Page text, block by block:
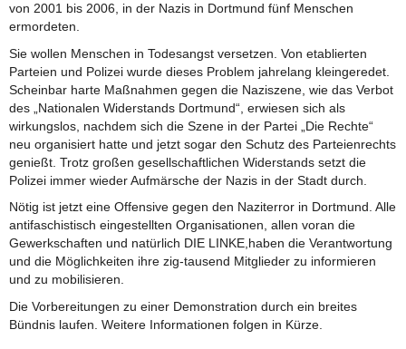
von 2001 bis 2006, in der Nazis in Dortmund fünf Menschen
ermordeten.
Sie wollen Menschen in Todesangst versetzen. Von etablierten
Parteien und Polizei wurde dieses Problem jahrelang kleingeredet.
Scheinbar harte Maßnahmen gegen die Naziszene, wie das Verbot
des „Nationalen Widerstands Dortmund“, erwiesen sich als
wirkungslos, nachdem sich die Szene in der Partei „Die Rechte“
neu organisiert hatte und jetzt sogar den Schutz des Parteienrechts
genießt. Trotz großen gesellschaftlichen Widerstands setzt die
Polizei immer wieder Aufmärsche der Nazis in der Stadt durch.
Nötig ist jetzt eine Offensive gegen den Naziterror in Dortmund. Alle
antifaschistisch eingestellten Organisationen, allen voran die
Gewerkschaften und natürlich DIE LINKE,haben die Verantwortung
und die Möglichkeiten ihre zig-tausend Mitglieder zu informieren
und zu mobilisieren.
Die Vorbereitungen zu einer Demonstration durch ein breites
Bündnis laufen. Weitere Informationen folgen in Kürze.